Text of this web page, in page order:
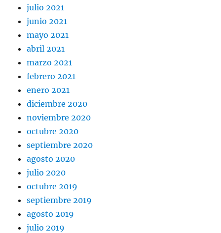
julio 2021
junio 2021
mayo 2021
abril 2021
marzo 2021
febrero 2021
enero 2021
diciembre 2020
noviembre 2020
octubre 2020
septiembre 2020
agosto 2020
julio 2020
octubre 2019
septiembre 2019
agosto 2019
julio 2019